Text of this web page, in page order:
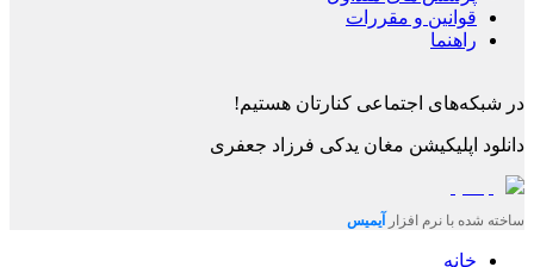
قوانین و مقررات
راهنما
در شبکه‌های اجتماعی کنارتان هستیم!
دانلود اپلیکیشن مغان یدکی فرزاد جعفری
ساخته شده با نرم افزار آیمیس
خانه